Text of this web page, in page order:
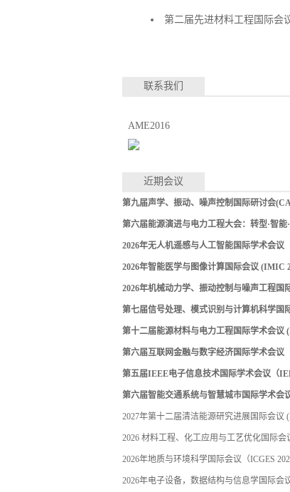
第二届先进材料工程国际会
联系我们
AME2016
近期会议
第九届声学、振动、噪声控制国际研讨会
第六届能源演进与电力工程大会：转型·智能
2026年无人机遥感与人工智能国际学术会议
2026年智能医学与图像计算国际会议 (IMIC
2026年机械动力学、振动控制与噪声工程国
第七届信号处理、模式识别与计算机科学国
第十二届能源材料与电力工程国际学术会议
第六届互联网金融与数字经济国际学术会议
第五届IEEE电子信息技术国际学术会议（
第六届智能交通系统与智慧城市国际学术会
2027年第十二届清洁能源研究进展国际会议
2026 材料工程、化工应用与工艺优化国际会
2026年地质与环境科学国际会议（ICGES
2026年电子设备，数据结构与信息学国际会